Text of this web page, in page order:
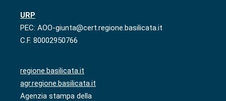
URP
PEC: AOO-giunta@cert.regione.basilicata.it
C.F. 80002950766
regione.basilicata.it
agr.regione.basilicata.it
Agenzia stampa della